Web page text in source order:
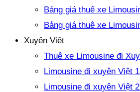
Bảng giá thuê xe
Bảng giá thuê xe
Xuyên Việt
Thuê xe Limousine đi
Limousine đi xuyên Việt
Limousine đi xuyên Việt